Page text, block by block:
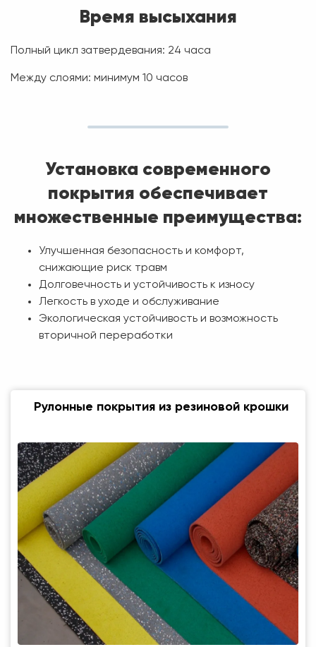
Время высыхания
Полный цикл затвердевания: 24 часа
Между слоями: минимум 10 часов
Установка современного
покрытия обеспечивает
множественные преимущества:
Улучшенная безопасность и комфорт,
снижающие риск травм
Долговечность и устойчивость к износу
Легкость в уходе и обслуживание
Экологическая устойчивость и возможность
вторичной переработки
Рулонные покрытия из резиновой крошки